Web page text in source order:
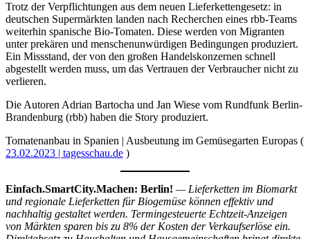
Trotz der Verpflichtungen aus dem neuen Lieferkettengesetz: in
deutschen Supermärkten landen nach Recherchen eines rbb-Teams
weiterhin spanische Bio-Tomaten. Diese werden von Migranten
unter prekären und menschenunwürdigen Bedingungen produziert.
Ein Missstand, der von den großen Handelskonzernen schnell
abgestellt werden muss, um das Vertrauen der Verbraucher nicht zu
verlieren.
Die Autoren Adrian Bartocha und Jan Wiese vom Rundfunk Berlin-
Brandenburg (rbb) haben die Story produziert.
Tomatenanbau in Spanien | Ausbeutung im Gemüsegarten Europas (
23.02.2023 | tagesschau.de )
Einfach.SmartCity.Machen: Berlin! — Lieferketten im Biomarkt
und regionale Lieferketten für Biogemüse können effektiv und
nachhaltig gestaltet werden. Termingesteuerte Echtzeit-Anzeigen
von Märkten sparen bis zu 8% der Kosten der Verkaufserlöse ein.